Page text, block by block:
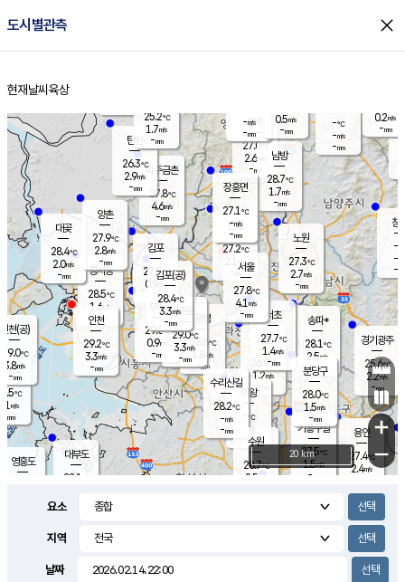
도시별관측 close
홈
현재날씨 육상
의도
℃
m/s
mm
영흥도
양주
27.0℃
2.6
-mm
과천
26.9℃
1.2m/s
- mm
용인
27.4℃
2.4m/s
경기광주
25.6℃
2.2m/s
-mm
3.4m/s
대부도
28.1
경서동
28.5℃
1.6 m/s
-mm
파주금촌
27.8℃
4.6m/s
-mm
-℃
-m/s
-mm
대곶
28.4℃
2.0m/s
-mm
창
-
-m/
-
탄현
26.3℃
2.9m/s
-mm
0.2m/s
-mm
의왕
- ℃
m/s
mm
김포
27.9℃
0.9 m/s
mm
광명
28.8 ℃
1.8 m/s
-mm
부천
29.0℃
0.9m/s
-mm
양촌
27.9℃
2.8m/s
-mm
구로
29.0℃
3.3m/s
-mm
은평
27.2℃
2.1 m/s
- mm
노원
27.3℃
2.7m/s
-mm
송파*
28.1℃
2.5m/s
-mm
서초
27.7℃
1.4m/s
-mm
남방
28.7℃
1.7m/s
-mm
기흥구갈
27.5℃
1.5m/s
-
수리산길
28.2℃
-m/s
-mm
분당구
28.0℃
1.5m/s
-mm
장흥면
27.1℃
-m/s
-mm
-m/s
-mm
인천(공)
29.0℃
3.8m/s
-mm
김포(공)
28.4℃
3.3m/s
-mm
수원
28.7℃
2.5 m/s
인천
29.2℃
3.3m/s
-mm
서울
27.8℃
4.1 m/s
-mm
25.2℃
1.7m/s
-mm
0.5m/s
-mm
+
−
20 km
요소
지역
날짜